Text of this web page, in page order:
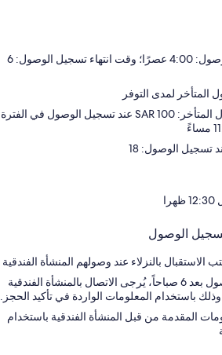
وقت بدء تسجيل الوصول: 4:00 عصرًا؛ وقت انتهاء تسجيل الوصول: 6
لمدى التوفر
رسم تسجيل الوصول المتأخر: SAR 100 عند تسجيل الوصول في الفترة
تسجيل الوصول: 18
الوصول
بالنزلاء عند وصولهم المنشأة الفندقية
إذا كنت تخطط للوصول بعد 6 صباحاً، يُرجى الاتصال بالمنشأة الفندقية
باستخدام المعلومات الواردة في تأكيد الحجز.
المقدمة من قبل المنشأة الفندقية باستخدام